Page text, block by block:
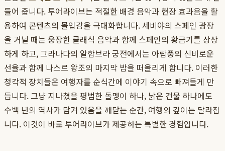
들어 줍니다. 투어라이브는 적절한 배경 음악과 현장 효과음을 활
용하여 콘텐츠의 몰입감을 극대화합니다. 세비야의 스페인 광장
을 거닐 때는 웅장한 클래식 음악과 함께 스페인의 황금기를 상상
하게 하고, 그라나다의 알함브라 궁전에서는 아랍풍의 신비로운
선율과 함께 나스르 왕조의 마지막 밤을 떠올리게 합니다. 이러한
청각적 장치들은 여행자를 순식간에 이야기 속으로 빠져들게 만
듭니다. 그냥 지나쳤을 평범한 돌멩이 하나, 낡은 건물 하나에도
수백 년의 역사가 담겨 있음을 깨닫는 순간, 여행의 깊이는 달라집
니다. 이것이 바로 투어라이브가 제공하는 특별한 경험입니다.